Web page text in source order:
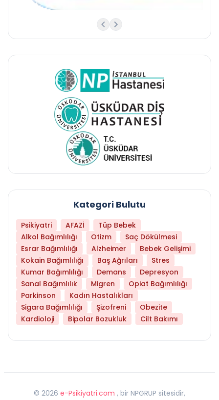
Kategori Bulutu
Psikiyatri AFAZİ
Tüp Bebek
Alkol Bağımlılığı
Otizm
Saç Dökülmesi
Esrar Bağımlılığı
Alzheimer
Bebek Gelişimi
Kokain Bağımlılığı
Baş Ağrıları
Stres
Kumar Bağımlılığı
Demans
Depresyon
Sanal Bağımlılık
Migren
Opiat Bağımlılığı
Parkinson
Kadın Hastalıkları
Sigara Bağımlılığı
Şizofreni
Obezite
Kardioloji
Bipolar Bozukluk Cilt Bakımı
© 2026 e-Psikiyatri.com , bir NPGRUP sitesidir,